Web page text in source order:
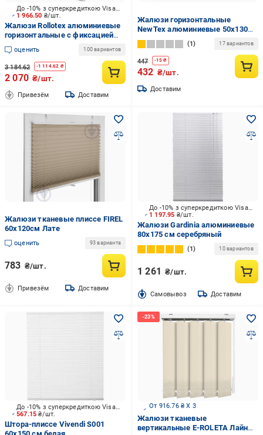
1 966.50 ₴/шт.
До -10% з суперкредиткою Visa Вигода
Жалюзи Rollotex алюминиевые
горизонтальные с фиксацией
123х150 см серые матовые
оценить 100 вариантов
3 184.62 -1 114.62 ₴
2 070 ₴/шт.
Привезём Доставим
Жалюзи горизонтальные
NewTex алюминиевые 50х130
см Белый
1 17 вариантов
447 -15 ₴
432 ₴/шт.
Доставим
Жалюзи тканевые плиссе FIREL
60х120см Лате
оценить 93 варианта
783 ₴/шт.
Привезём Доставим
1 197.95 ₴/шт.
До -10% з суперкредиткою Visa Вигода
Жалюзи Gardinia алюминиевые
80х175 см серебряный
1 10 вариантов
1 261 ₴/шт.
Cамовывоз Доставим
567.15₴/шт.
До -10% з суперкредиткою Visa Вигода
Штора-плиссе Vivendi S001
От 916.76 ₴ X 3
Жалюзи тканевые
вертикальные E-ROLETA Лайн